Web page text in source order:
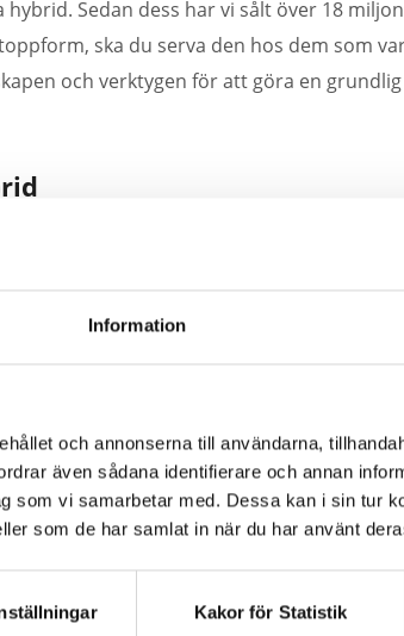
Information
och annonserna till användarna,
även sådana identifierare och annan
som vi samarbetar med. Dessa kan i sin tur
som de har samlat in när du har använt
Kakor för Statistik
Sedan dess har vi sålt över 18
ska du serva den hos dem som
och verktygen för att göra en
våra revolutionerande hybrider får
en längre tid, är vårt mål alltid att du
kvalitet.
i samband med den vanliga
Toyota-modell. Våra hybridtekniker
– inget lämnas åt slumpen och vi